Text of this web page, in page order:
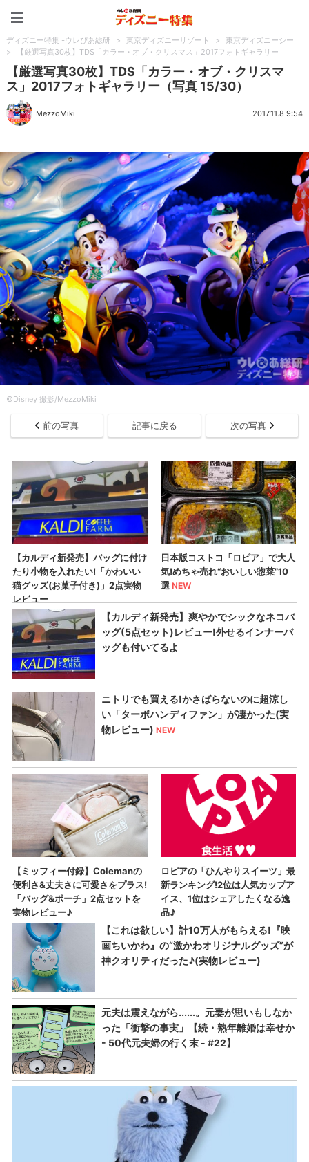
ディズニー特集 -ウレぴあ総研 > 東京ディズニーリゾート >
東京ディズニーシー
>
【厳選写真30枚】TDS「カラー・オブ・クリスマス」2017フォトギャラリー
【厳選写真30枚】TDS「カラー・オブ・クリスマ
ス」2017フォトギャラリー（写真 15/30）
MezzoMiki 2017.11.8 9:54
©︎Disney 撮影/MezzoMiki
前の写真 記事に戻る 次の写真